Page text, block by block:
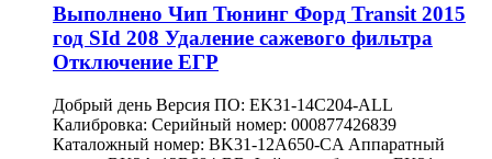
Выполнено Чип Тюнинг Форд Transit 2015
год SId 208 Удаление сажевого фильтра
Отключение ЕГР
Добрый день Версия ПО: EK31-14C204-ALL
Калибровка: Серийный номер: 000877426839
Каталожный номер: BK31-12A650-CA Аппаратный